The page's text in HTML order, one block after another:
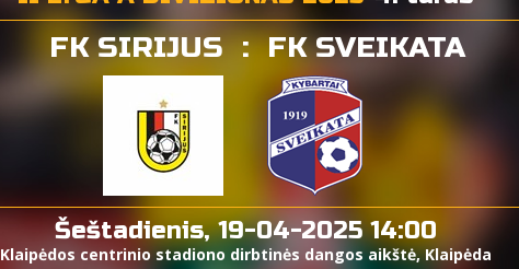
FK SIRIJUS : FK SVEIKATA
Šeštadienis, 19-04-2025 14:00
Klaipėdos centrinio stadiono dirbtinės dangos aikštė, Klaipėda